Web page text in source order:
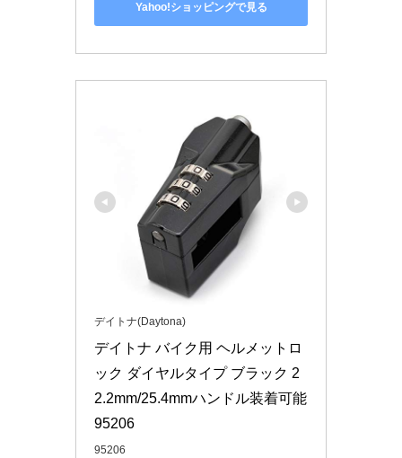
Yahoo!ショッピングで見る
デイトナ(Daytona)
デイトナ バイク用 ヘルメットロ
ック ダイヤルタイプ ブラック 2
2.2mm/25.4mmハンドル装着可能
95206
95206